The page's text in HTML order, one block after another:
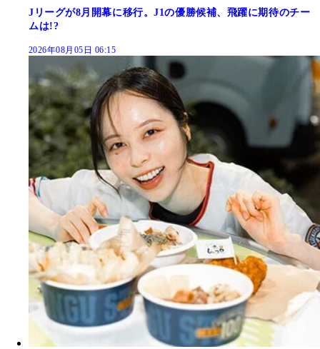
Jリーグが8月開幕に移行。J1の優勝候補、飛躍に期待のチー
ムは!?
2026年08月05日 06:15